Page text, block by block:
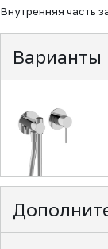
Внутренняя часть
Варианты